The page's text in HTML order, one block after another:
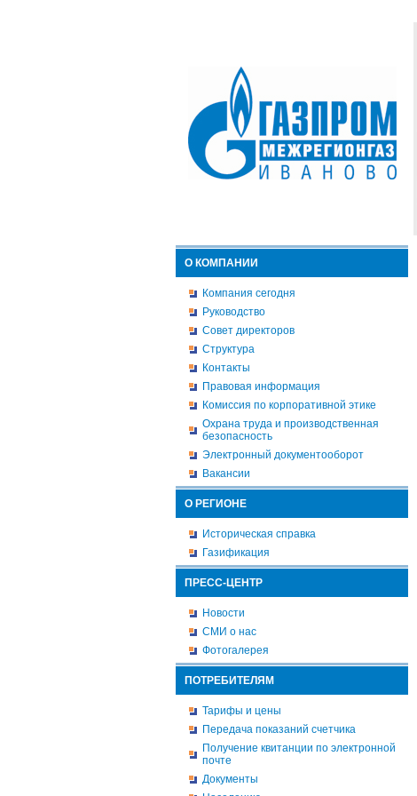
О КОМПАНИИ
Компания сегодня
Руководство
Совет директоров
Структура
Контакты
Правовая информация
Комиссия по корпоративной этике
Охрана труда и производственная
безопасность
Электронный документооборот
Вакансии
О РЕГИОНЕ
Историческая справка
Газификация
ПРЕСС-ЦЕНТР
Новости
СМИ о нас
Фотогалерея
ПОТРЕБИТЕЛЯМ
Тарифы и цены
Передача показаний счетчика
Получение квитанции по электронной
почте
Документы